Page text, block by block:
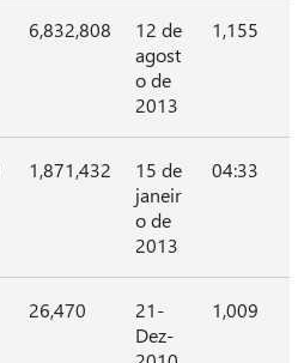
6,832,808
12 de
agost
o de
2013
1,155
1,871,432
15 de
janeir
o de
2013
04:33
26,470
21-
Dez-
1,009